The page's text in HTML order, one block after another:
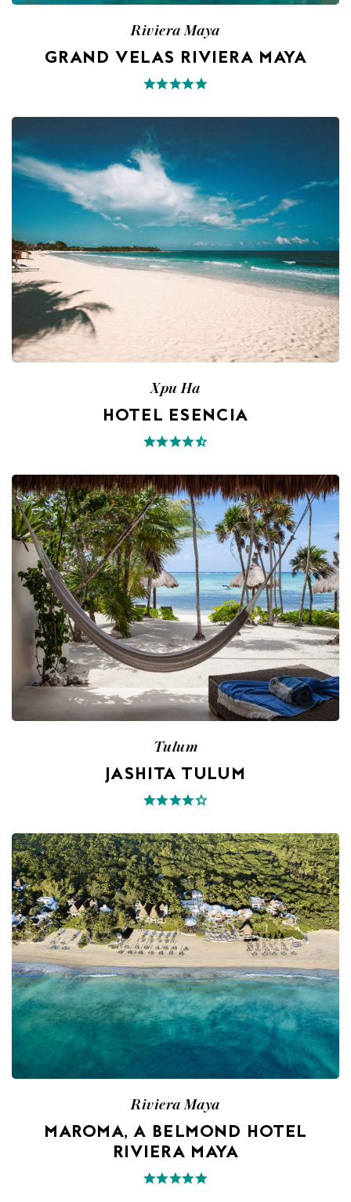
Riviera Maya
GRAND VELAS RIVIERA MAYA
Xpu Ha
HOTEL ESENCIA
Tulum
JASHITA TULUM
Riviera Maya
MAROMA, A BELMOND HOTEL
RIVIERA MAYA